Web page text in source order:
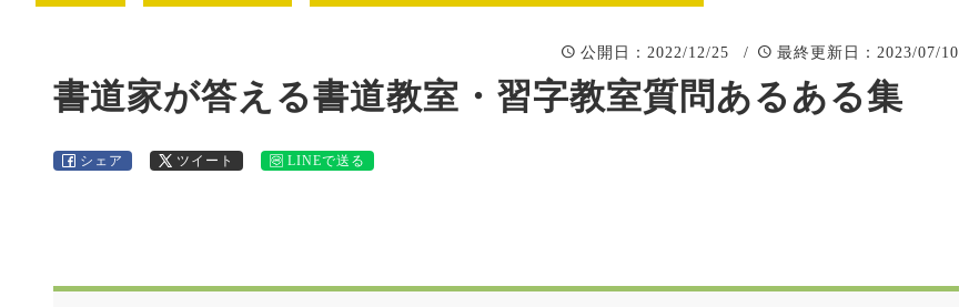
公開日 ：2022/12/25 / 最終更新日 ：2023/07/10
書道家が答える書道教室・習字教室質問あるある集
シェア ツイート LINEで送る